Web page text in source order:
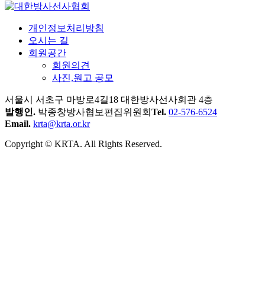
개인정보처리방침
오시는 길
회원공간
회원의견
사진,원고 공모
서울시 서초구 마방로4길18 대한방사선사회관 4층
발행인. 박종창방사협보편집위원회 Tel. 02-576-6524
Email. krta@krta.or.kr
Copyright © KRTA. All Rights Reserved.